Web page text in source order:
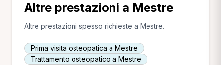
Altre prestazioni a Mestre
Altre prestazioni spesso richieste a Mestre.
Prima visita osteopatica a Mestre
Trattamento osteopatico a Mestre